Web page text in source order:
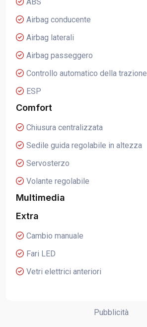
Airbag conducente
Airbag laterali
Airbag passeggero
Controllo automatico della trazione
ESP
Comfort
Chiusura centralizzata
Sedile guida regolabile in altezza
Servosterzo
Volante regolabile
Multimedia
Extra
Cambio manuale
Fari LED
Vetri elettrici anteriori
Pubblicità